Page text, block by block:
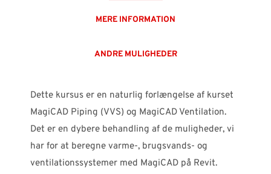
MERE INFORMATION
ANDRE MULIGHEDER
Dette kursus er en naturlig forlængelse af kurset
MagiCAD Piping (VVS) og MagiCAD Ventilation.
Det er en dybere behandling af de muligheder, vi
har for at beregne varme-, brugsvands- og
ventilationssystemer med MagiCAD på Revit.